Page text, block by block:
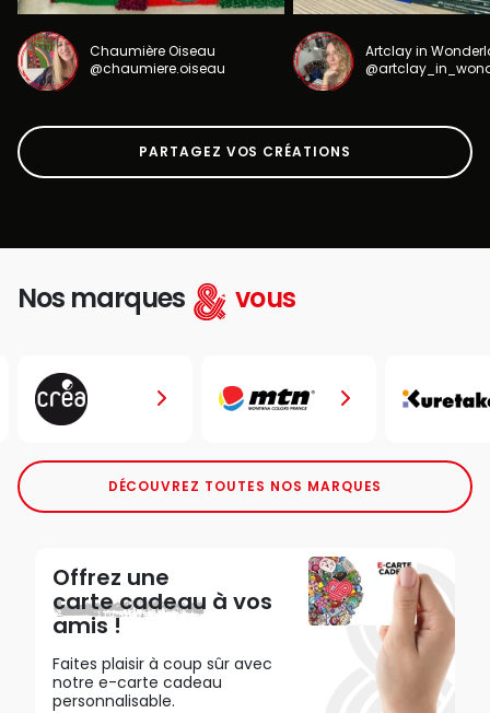
Chaumière Oiseau
@chaumiere.oiseau
Artclay in
PARTAGEZ VOS CRÉATIONS
Nos marques vous
DÉCOUVREZ TOUTES NOS MARQUES
Offrez une
carte cadeau à vos
amis !
Faites plaisir à coup sûr avec
notre e-carte cadeau
personnalisable.